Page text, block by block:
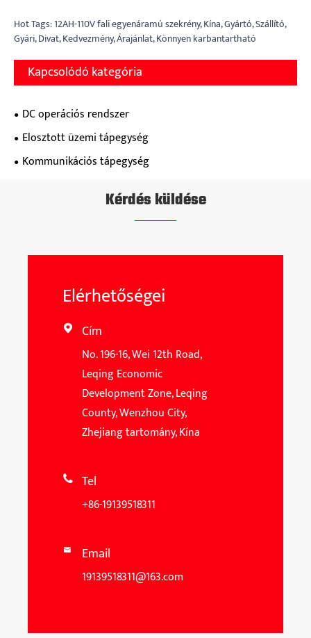
Hot Tags: 12AH-110V fali egyenáramú szekrény, Kína, Gyártó, Szállító,
Gyári, Divat, Kedvezmény, Árajánlat, Könnyen karbantartható
Kapcsolódó kategória
DC operációs rendszer
Elosztott üzemi tápegység
Kommunikációs tápegység
Kérdés küldése
Elérhetőségei
 Cím
No. 196-16, Wei 12th Road,
Leqing Economic
Development Zone, Leqing
County, Wenzhou City,
Zhejiang tartomány, Kína
 Tel
+86-19139518311
 Email
19139518311@163.com